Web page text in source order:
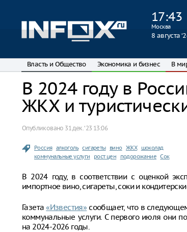
17:43
Москва
8 августа
Власть и Общество Экономика и бизнес В
В 2024 году в
ЖКХ и
Опубликовано 31 дек. ‘23 13:06
Россия алкоголь сигареты вино ЖКХ
шоколад
коммунальные услуги
рост цен подорожание Сок
В 2024 году, в соответствии с оценкой
импортное вино, сигареты, соки и
Газета«Известия» сообщает, что в
коммунальные услуги. С первого июля они
на 2024-2026 годы.